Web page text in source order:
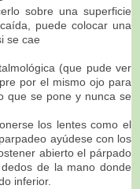
sobre una superficie
puede colocar una
se cae
(que pude ver
por el mismo ojo para
que se pone y nunca se
los lentes como el
ayúdese con los
abierto el párpado
de la mano donde
inferior.